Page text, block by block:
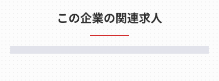
この企業の関連求人